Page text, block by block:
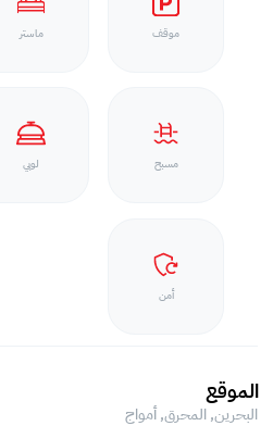
موقف ماستر
مسبح لوبي
أمن
الموقع
البحرين, المحرق,أمواج